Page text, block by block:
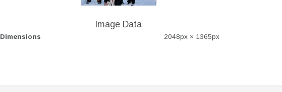
Image Data
Dimensions 2048px × 1365px